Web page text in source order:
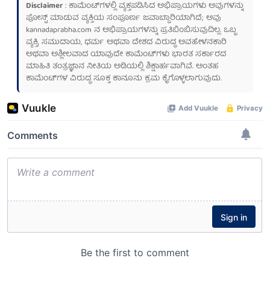
Disclaimer: ಕಾಮೆಂಟ್‌ಗಳಲ್ಲಿ ವ್ಯಕ್ತಪಡಿಸಿದ ಅಭಿಪ್ರಾಯಗಳು ಅವುಗಳನ್ನು
ಪೋಸ್ಟ್ ಮಾಡುವ ವ್ಯಕ್ತಿಯ ಸಂಪೂರ್ಣ ಜವಾಬ್ದಾರಿಯಾಗಿದೆ; ಅವು
kannadaprabha.com ನ ಅಭಿಪ್ರಾಯಗಳನ್ನು ಪ್ರತಿಬಿಂಬಿಸುವುದಿಲ್ಲ. ಒಬ್ಬ
ವ್ಯಕ್ತಿ, ಸಮುದಾಯ, ಧರ್ಮ ಅಥವಾ ದೇಶದ ವಿರುದ್ಧ ಅವಹೇಳನಕಾರಿ
ಅಥವಾ ಅಶ್ಲೀಲವಾದ ಯಾವುದೇ ಕಾಮೆಂಟ್‌ಗಳು ಭಾರತ ಸರ್ಕಾರದ
ಮಾಹಿತಿ ತಂತ್ರಜ್ಞಾನ ನೀತಿಯ ಅಡಿಯಲ್ಲಿ ಶಿಕ್ಷಾರ್ಹವಾಗಿವೆ. ಅಂತಹ
ಕಾಮೆಂಟ್‌ಗಳ ವಿರುದ್ಧ ಸೂಕ್ತ ಕಾನೂನು ಕ್ರಮ ಕೈಗೊಳ್ಳಲಾಗುವುದು.